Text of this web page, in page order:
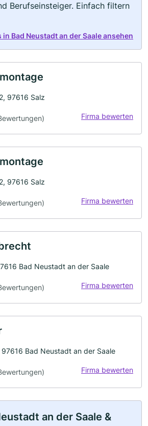
Berufseinsteiger. Einfach filtern
Bad Neustadt an der Saale ansehen
97616 Salz
Firma bewerten
97616 Salz
Firma bewerten
Bad Neustadt an der Saale
Firma bewerten
Bad Neustadt an der Saale
Firma bewerten
an der Saale &